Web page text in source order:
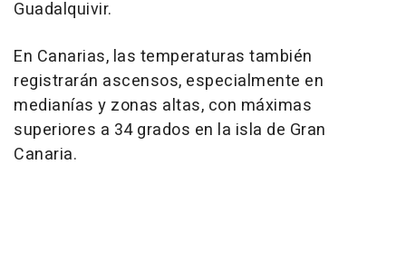
Guadalquivir.
En Canarias, las temperaturas también
registrarán ascensos, especialmente en
medianías y zonas altas, con máximas
superiores a 34 grados en la isla de Gran
Canaria.